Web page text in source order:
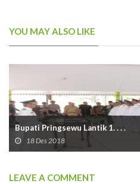
YOU MAY ALSO LIKE
Bupati Pringsewu Lantik 1. . . .
18 Des 2018
LEAVE A COMMENT